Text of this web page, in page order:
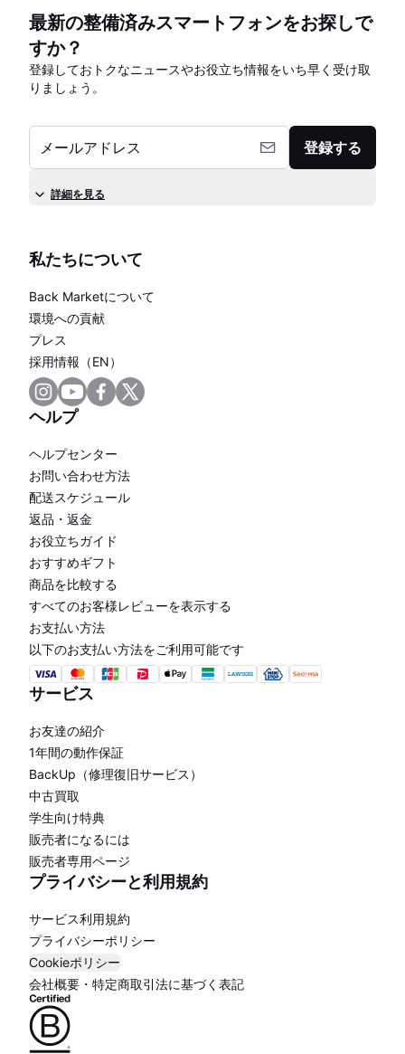
最新の整備済みスマートフォンをお探しで
すか？
登録しておトクなニュースやお役立ち情報をいち早く受け取
りましょう。
メールアドレス 登録する
詳細を見る
私たちについて
Back Marketについて
環境への貢献
プレス
採用情報（EN）
ヘルプ
ヘルプセンター
お問い合わせ方法
配送スケジュール
返品・返金
お役立ちガイド
おすすめギフト
商品を比較する
すべてのお客様レビューを表示する
お支払い方法
以下のお支払い方法をご利用可能です
サービス
お友達の紹介
1年間の動作保証
BackUp（修理復旧サービス）
中古買取
学生向け特典
販売者になるには
販売者専用ページ
プライバシーと利用規約
サービス利用規約
プライバシーポリシー
Cookieポリシー
会社概要・特定商取引法に基づく表記